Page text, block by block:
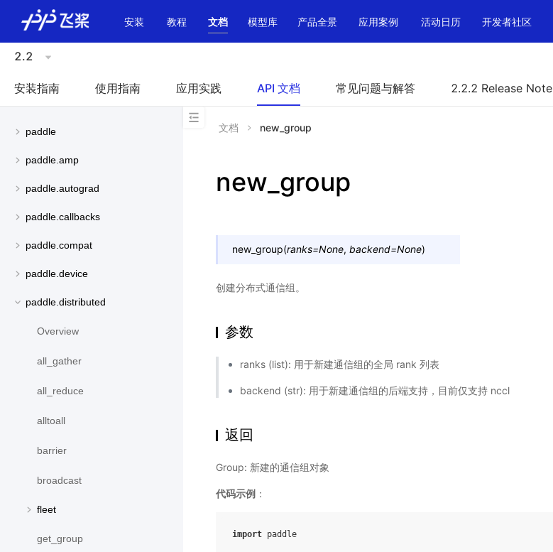
安装 教程 文档 模型库 产品全景 应用案例 活动日历 开发者社区
2.2
安装指南 使用指南 应用实践 API 文档 常见问题与解答 2.2.2 Release Note
paddle
paddle.amp
paddle.autograd
paddle.callbacks
paddle.compat
paddle.device
paddle.distributed
Overview
all_gather
all_reduce
alltoall
barrier
broadcast
fleet
get_group
文档 new_group
new_group
new_group(ranks=None, backend=None)
创建分布式通信组。
参数
ranks (list): 用于新建通信组的全局 rank 列表
backend (str): 用于新建通信组的后端支持，目前仅支持 nccl
返回
Group: 新建的通信组对象
代码示例 ：
import paddle